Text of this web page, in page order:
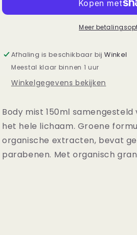
-
Pomegrate
-
Granaatappel
Meer
Afhaling is beschikbaar bijWinkel
Meestal klaar binnen 1 uur
Winkelgegevens bekijken
Body mist 150ml
het hele lichaam. Groene
organische extracten, bevat
parabenen. Met organisch